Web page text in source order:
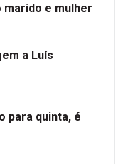
marido e mulher
a Luís
para quinta, é